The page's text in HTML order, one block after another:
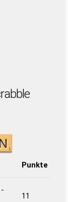
Punkte
-
11